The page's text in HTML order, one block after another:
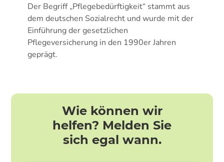
Der Begriff „Pflegebedürftigkeit“ stammt aus
dem deutschen Sozialrecht und wurde mit der
Einführung der gesetzlichen
Pflegeversicherung in den 1990er Jahren
geprägt.
Wie können wir
helfen? Melden Sie
sich egal wann.